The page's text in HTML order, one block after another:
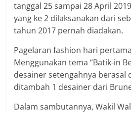
tanggal 25 sampai 28 April
yang ke 2 dilaksanakan dari
tahun 2017 pernah diadakan.
Pagelaran fashion hari
Menggunakan tema “Batik-in
desainer setengahnya berasal
ditambah 1 desainer dari
Dalam sambutannya, Wakil